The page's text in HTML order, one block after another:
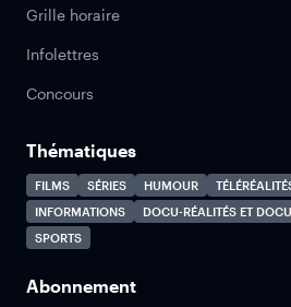
Grille horaire
Infolettres
Concours
Thématiques
FILMS SÉRIES HUMOUR
INFORMATIONS
DOCU-RÉALITÉS ET
SPORTS
Abonnement